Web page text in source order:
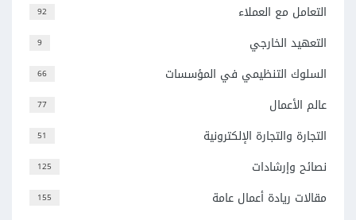
92 التعامل مع العملاء
9 التعهيد الخارجي
66 السلوك التنظيمي في المؤسسات
77 عالم الأعمال
51 التجارة والتجارة الإلكترونية
125 نصائح وإرشادات
155
مقالات ريادة أعمال عامة